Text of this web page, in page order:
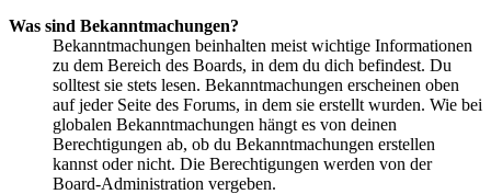
Was sind Bekanntmachungen?
Bekanntmachungen beinhalten meist wichtige Informationen
zu dem Bereich des Boards, in dem du dich befindest. Du
solltest sie stets lesen. Bekanntmachungen erscheinen oben
auf jeder Seite des Forums, in dem sie erstellt wurden. Wie bei
globalen Bekanntmachungen hängt es von deinen
Berechtigungen ab, ob du Bekanntmachungen erstellen
kannst oder nicht. Die Berechtigungen werden von der
Board-Administration vergeben.